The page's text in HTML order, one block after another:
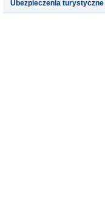
Ubezpieczenia turystyczne